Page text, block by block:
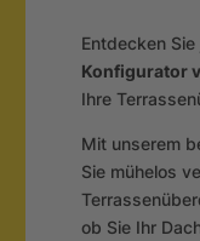
Entdecken
Konfigurator
Ihre
Mit unserem
Sie mühelos
ob Sie Ihr